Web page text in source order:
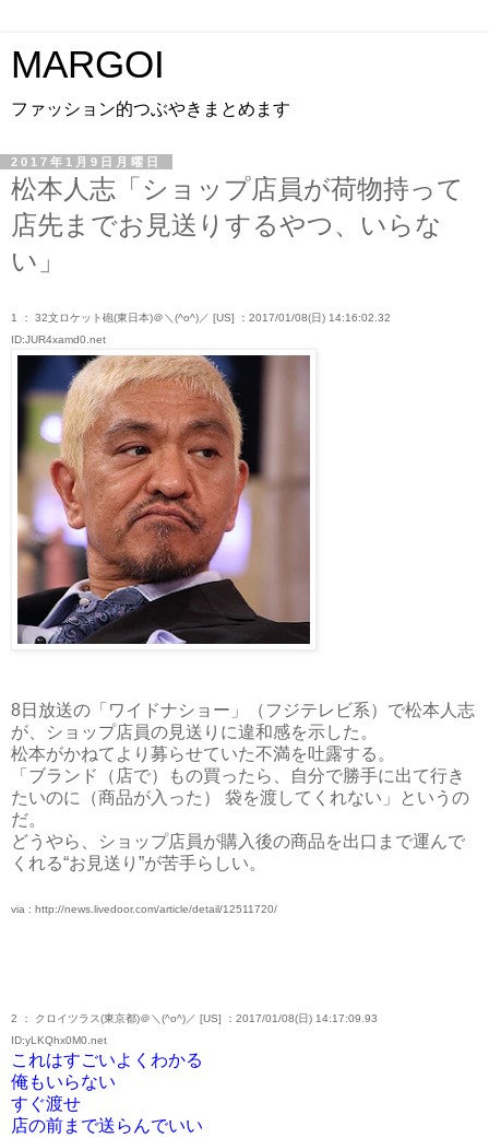
MARGOI
ファッション的つぶやきまとめます
2017年1月9日月曜日
松本人志「ショップ店員が荷物持って
店先までお見送りするやつ、いらな
い」
1 ： 32文ロケット砲(東日本)＠＼(^o^)／ [US] ：2017/01/08(日) 14:16:02.32
ID:JUR4xamd0.net
8日放送の「ワイドナショー」（フジテレビ系）で松本人志
が、ショップ店員の見送りに違和感を示した。
松本がかねてより募らせていた不満を吐露する。
「ブランド（店で）もの買ったら、自分で勝手に出て行き
たいのに（商品が入った） 袋を渡してくれない」というの
だ。
どうやら、ショップ店員が購入後の商品を出口まで運んで
くれる“お見送り”が苦手らしい。
via : http://news.livedoor.com/article/detail/12511720/
2 ： クロイツラス(東京都)＠＼(^o^)／ [US] ：2017/01/08(日) 14:17:09.93
ID:yLKQhx0M0.net
これはすごいよくわかる
俺もいらない
すぐ渡せ
店の前まで送らんでいい